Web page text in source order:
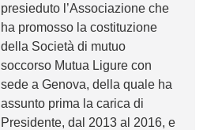
presieduto l’Associazione che
ha promosso la costituzione
della Società di mutuo
soccorso Mutua Ligure con
sede a Genova, della quale ha
assunto prima la carica di
Presidente, dal 2013 al 2016, e